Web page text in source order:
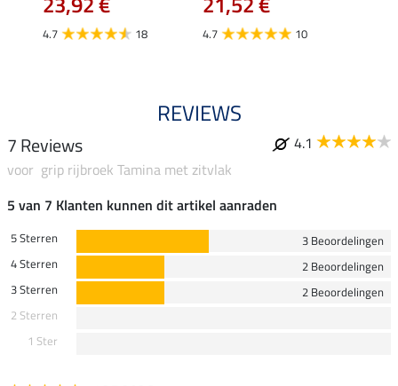
4.7 18 4.7 10
REVIEWS
7 Reviews
4.1
voor grip rijbroek Tamina met zitvlak
5 van 7 Klanten kunnen dit artikel aanraden
5 Sterren
3 Beoordelingen
4 Sterren
2 Beoordelingen
3 Sterren
2 Beoordelingen
2 Sterren
1 Ster